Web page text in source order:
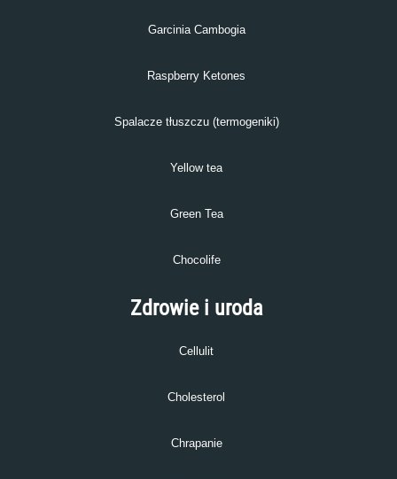
Garcinia Cambogia
Raspberry Ketones
Spalacze tłuszczu (termogeniki)
Yellow tea
Green Tea
Chocolife
Zdrowie i uroda
Cellulit
Cholesterol
Chrapanie